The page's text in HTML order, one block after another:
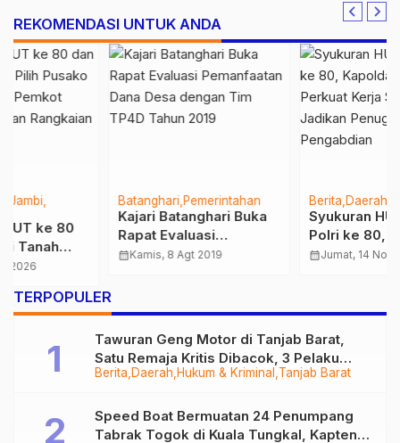
REKOMENDASI UNTUK ANDA
Batanghari Pemerintahan
Kajari Batanghari Buka
Rapat Evaluasi
Pemanfaatan Dana
Desa dengan Tim TP4D
Tahun 2019
calendar_monthKamis, 8 Agt 2019
Berita Daerah Jambi
Syukuran HUT Brimob
Polri ke 80, Kapolda
Jambi : Perkuat Kerja
Pengabdian
calendar_month Jumat, 14 Nov 2025
…
TERPOPULER
Berita Daerah Hukum & Kriminal Tanjab Barat
Tawuran Geng Motor di Tanjab Barat,
Satu Remaja Kritis Dibacok, 3 Pelaku
Ditangkap
Speed Boat Bermuatan 24 Penumpang
Tabrak Togok di Kuala Tungkal, Kapten